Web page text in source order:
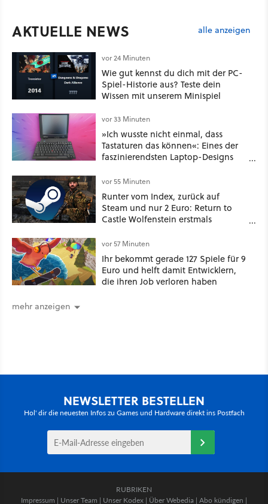
AKTUELLE NEWS alle anzeigen
vor 24 Minuten
Wie gut kennst du dich mit der PC-
Spiel-Historie aus? Teste dein
Wissen mit unserem Minispiel
vor 33 Minuten
»Ich wusste nicht einmal, dass
Tastaturen das können«: Eines der
faszinierendsten Laptop-Designs
vor 55 Minuten
Runter vom Index, zurück auf
Steam und nur 2 Euro: Return to
Castle Wolfenstein erstmals
Markt
vor 57 Minuten
Ihr bekommt gerade 127 Spiele für 9
Euro und helft damit Entwicklern,
die ihren Job verloren haben
mehr anzeigen
NEWSLETTER BESTELLEN
Hol' dir die neuesten Infos zu Games und Hardware direkt ins Postfach
RUBRIKEN
Impressum | Unser Team | Unser Kodex | Über Webedia | Abo kündigen |